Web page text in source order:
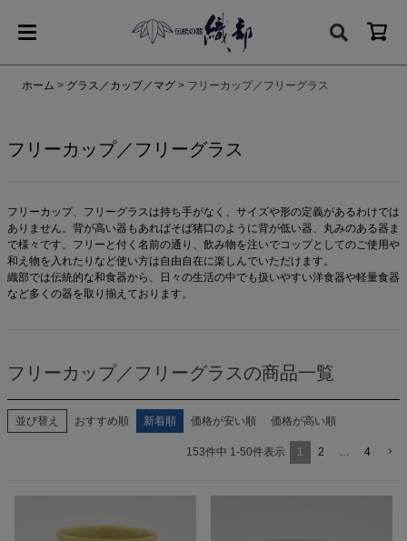
ホーム グラス／カップ／マグ フリーカップ／フリーグラス
フリーカップ／フリーグラス
フリーカップ、フリーグラスは持ち手がなく、サイズや形の定義があるわけでは
ありません。背が高い器もあればそば猪口のように背が低い器、丸みのある器ま
で様々です。フリーと付く名前の通り、飲み物を注いでコップとしてのご使用や
和え物を入れたりなど使い方は自由自在に楽しんでいただけます。
織部では伝統的な和食器から、日々の生活の中でも扱いやすい洋食器や軽量食器
など多くの器を取り揃えております。
フリーカップ／フリーグラスの商品一覧
並び替え おすすめ順 新着順 価格が安い順 価格が高い順
153件中 1-50件表示 1 2 4